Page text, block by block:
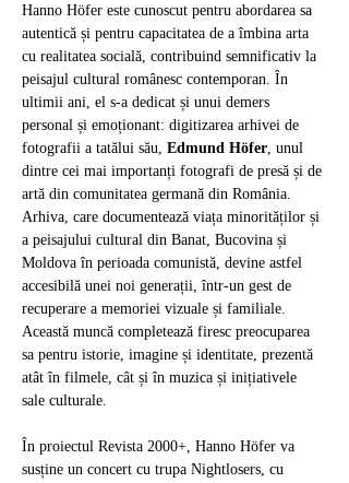
Hanno Höfer este cunoscut pentru abordarea sa
autentică și pentru capacitatea de a îmbina arta
cu realitatea socială, contribuind semnificativ la
peisajul cultural românesc contemporan. În
ultimii ani, el s-a dedicat și unui demers
personal și emoționant: digitizarea arhivei de
fotografii a tatălui său, Edmund Höfer , unul
dintre cei mai importanți fotografi de presă și de
artă din comunitatea germană din România.
Arhiva, care documentează viața minorităților și
a peisajului cultural din Banat, Bucovina și
Moldova în perioada comunistă, devine astfel
accesibilă unei noi generații, într-un gest de
recuperare a memoriei vizuale și familiale.
Această muncă completează firesc preocuparea
sa pentru istorie, imagine și identitate, prezentă
atât în filmele, cât și în muzica și inițiativele
sale culturale.
În proiectul Revista 2000+, Hanno Höfer va
susține un concert cu trupa Nightlosers, cu